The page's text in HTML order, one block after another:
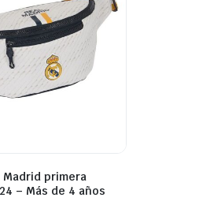
Madrid primera
– Más de 4 años